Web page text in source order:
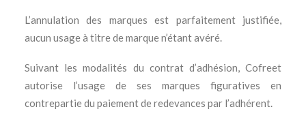
L’annulation des marques est parfaitement justifiée,
aucun usage à titre de marque n’étant avéré.
Suivant les modalités du contrat d’adhésion, Cofreet
autorise l’usage de ses marques figuratives en
contrepartie du paiement de redevances par l’adhérent.